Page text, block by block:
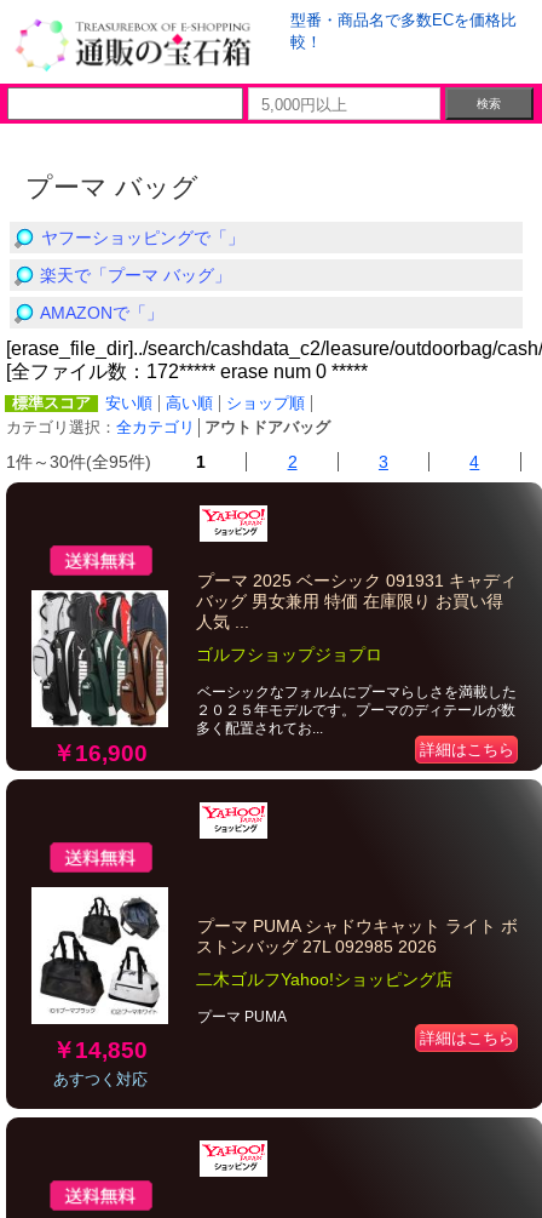
型番・商品名で多数ECを価格比
較！
プーマ バッグ
ヤフーショッピングで「」
楽天で「プーマ バッグ」
AMAZONで「」
[erase_file_dir]../search/cashdata_c2/leasure/outdoorbag/cash/
[全ファイル数：172***** erase num 0 *****
標準スコア 安い順 高い順
ショップ順
カテゴリ選択： 全カテゴリ アウトドアバッグ
1件～30件(全95件) 1 2 3 4
￥16,900
プーマ 2025 ベーシック 091931 キャディ
バッグ 男女兼用 特価 在庫限り お買い得
人気 ...
ゴルフショップジョプロ
ベーシックなフォルムにプーマらしさを満載した
２０２５年モデルです。プーマのディテールが数
多く配置されてお...
詳細はこちら
￥14,850
あすつく対応
プーマ PUMA シャドウキャット ライト ボ
ストンバッグ 27L 092985 2026
二木ゴルフYahoo!ショッピング店
プーマ PUMA
詳細はこちら